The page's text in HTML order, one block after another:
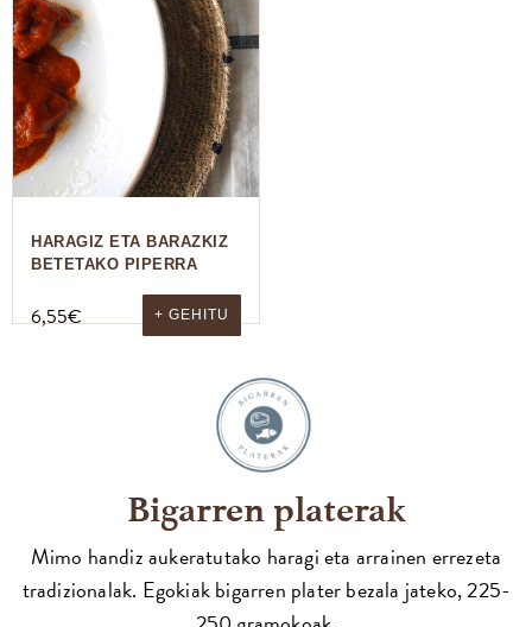
HARAGIZ ETA BARAZKIZ
BETETAKO PIPERRA
6,55€ + GEHITU
Bigarren platerak
Mimo handiz aukeratutako haragi eta arrainen errezeta
tradizionalak. Egokiak bigarren plater bezala jateko, 225-